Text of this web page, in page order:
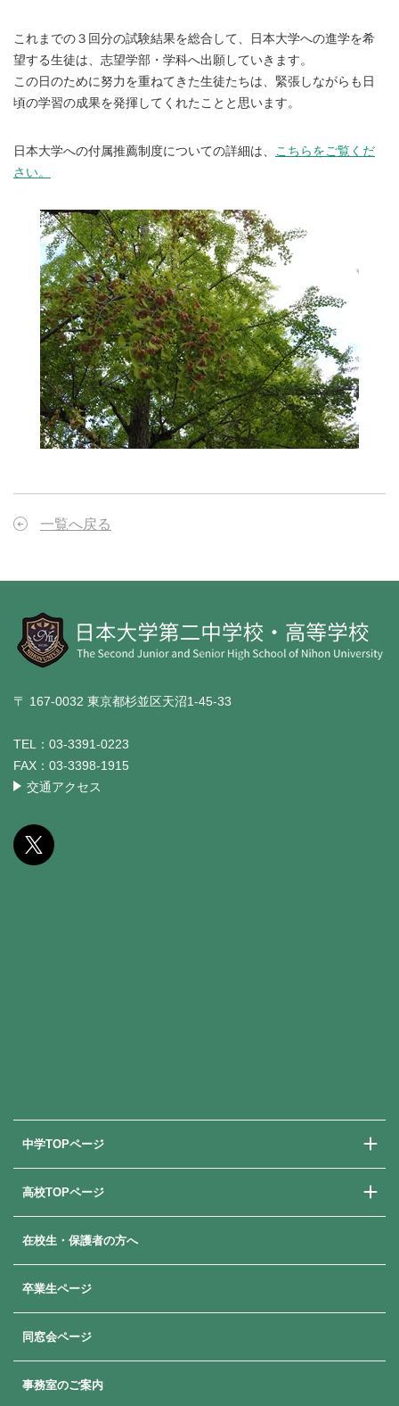
これまでの３回分の試験結果を総合して、日本大学への進学を希
望する生徒は、志望学部・学科へ出願していきます。
この日のために努力を重ねてきた生徒たちは、緊張しながらも日
頃の学習の成果を発揮してくれたことと思います。
日本大学への付属推薦制度についての詳細は、
こちらをご覧くだ
さい。
一覧へ戻る
〒 167-0032 東京都杉並区天沼1-45-33
TEL： 03-3391-0223
FAX： 03-3398-1915
交通アクセス
中学TOPページ
中学校での学び
高校TOPページ
高校での学び
在校生・保護者の方へ
卒業生ページ
同窓会ページ
事務室のご案内